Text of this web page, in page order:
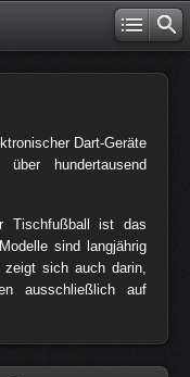
Dart-Geräte
hundertausend
Tischfußball ist das
sind langjährig
zeigt sich auch darin,
ausschließlich auf